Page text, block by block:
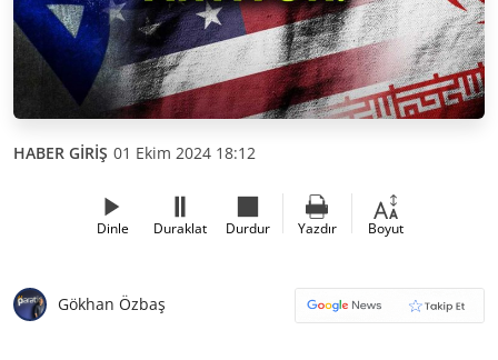
HABER GİRİŞ 01 Ekim 2024 18:12
Dinle Duraklat Durdur Yazdır Boyut
Gökhan Özbaş